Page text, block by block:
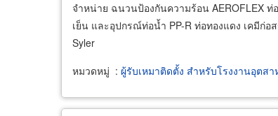
จำหน่าย ฉนวนป้องกันความร้อน AEROFLEX ท่
เย็น และอุปกรณ์ท่อน้ำ PP-R ท่อทองแดง เคมีก่
Syler
หมวดหมู่ : ผู้รับเหมาติดตั้ง สำหรับโรงงานอุตส